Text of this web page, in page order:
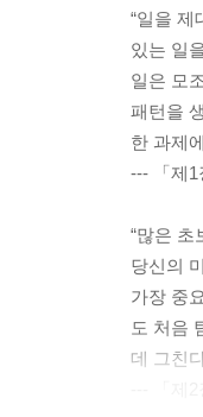
“일을
있는 일
일은 모
패턴을
한 과제
--- 「제1
“많은
당신의
가장 중
도 처음
데 그친